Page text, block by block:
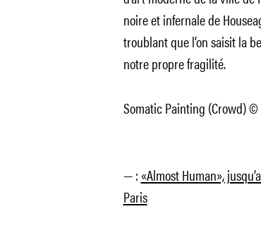
noire et infernale de
troublant que l’on saisit la
notre propre fragilité.
Somatic Painting (Crowd) ©
— :«Almost Human»,
Paris